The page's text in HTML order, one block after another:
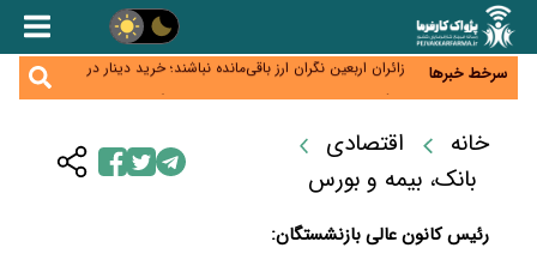
سرخط خبرها
همایش و مسابقه نذری ماه صفر برگزار شد
زائران اربعین نگران ارز باقی‌مانده نباشند؛ خرید دینار در
بانک‌ها و صرافی‌ها
شبکه کمتر توسعه می‌یابد
تأمین سرمایه در گردش بدون خلق نقدینگی؛ نقش
جدید سیاست‌های مالیاتی در حمایت از تولید
خانه
اقتصادی
بانک، بیمه و بورس
رئیس کانون عالی بازنشستگان: